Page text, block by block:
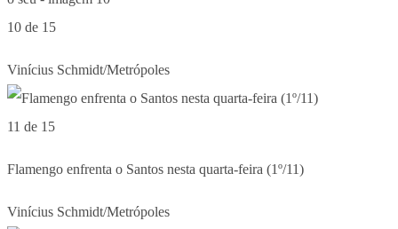
10 de 15
Vinícius Schmidt/Metrópoles
11 de 15
Flamengo enfrenta o Santos nesta quarta-feira (1º/11)
Vinícius Schmidt/Metrópoles